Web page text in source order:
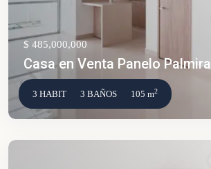
$ 485,000,000
Casa en Venta Panelo Palmira
3 HABIT 3 BAÑOS 105 m2